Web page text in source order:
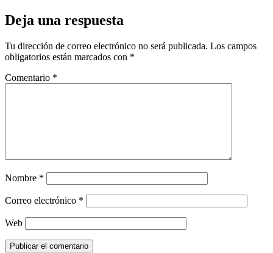
Deja una respuesta
Tu dirección de correo electrónico no será publicada. Los campos
obligatorios están marcados con *
Comentario *
Nombre *
Correo electrónico *
Web